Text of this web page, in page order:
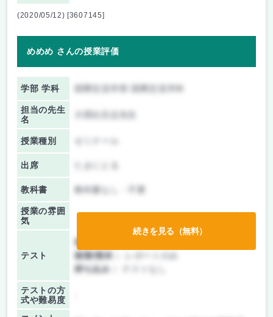
(2020/05/12) [3607145]
めめめ さんの授業評価
学部 学科
担当の先生
名
授業種別
出席
教科書 教科書なし・不要
授業の雰囲
気
テスト
前期/中間：
後期/期末：
持ち込み：
テストの方
式や難易度
続きを見る（無料）